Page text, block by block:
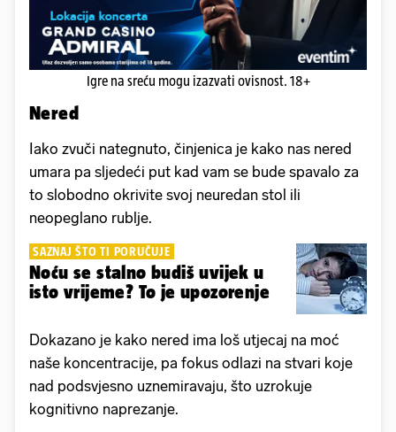
Igre na sreću mogu izazvati ovisnost. 18+
Nered
Iako zvuči nategnuto, činjenica je kako nas nered
umara pa sljedeći put kad vam se bude spavalo za
to slobodno okrivite svoj neuredan stol ili
neopeglano rublje.
SAZNAJ ŠTO TI PORUČUJE
Noću se stalno budiš uvijek u
isto vrijeme? To je upozorenje
Dokazano je kako nered ima loš utjecaj na moć
naše koncentracije, pa fokus odlazi na stvari koje
nad podsvjesno uznemiravaju, što uzrokuje
kognitivno naprezanje.